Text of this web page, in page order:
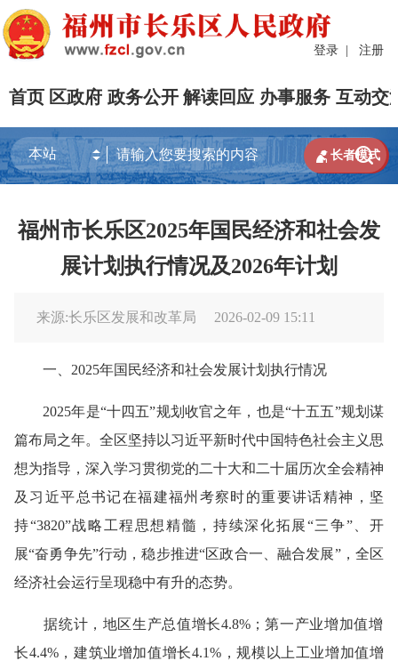
登录 | 注册
首页 区政府 政务公开 解读回应 办事服务 互动交

 长者模式
福州市长乐区2025年国民经济和社会发
展计划执行情况及2026年计划
来源:长乐区发展和改革局 2026-02-09 15:11
一、2025年国民经济和社会发展计划执行情况
2025年是“十四五”规划收官之年，也是“十五五”规划谋
篇布局之年。全区坚持以习近平新时代中国特色社会主义思
想为指导，深入学习贯彻党的二十大和二十届历次全会精神
及习近平总书记在福建福州考察时的重要讲话精神，坚
持“3820”战略工程思想精髓，持续深化拓展“三争”、开
展“奋勇争先”行动，稳步推进“区政合一、融合发展”，全区
经济社会运行呈现稳中有升的态势。
据统计 ，地区生产总值增长4.8%；第一产业增加值增
长4.4%，建筑业增加值增长4.1%，规模以上工业增加值增